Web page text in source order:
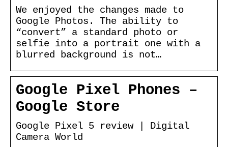
We enjoyed the changes made to
Google Photos. The ability to
“convert” a standard photo or
selfie into a portrait one with a
blurred background is not…
Google Pixel Phones –
Google Store
Google Pixel 5 review | Digital
Camera World